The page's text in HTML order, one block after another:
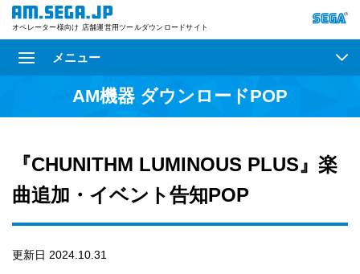
オペレーター様向け 店舗運営用ツールダウンロードサイト
メニュー
AM機器 ダウンロードPOP
『CHUNITHM LUMINOUS PLUS』楽
曲追加・イベント告知POP
更新日 2024.10.31